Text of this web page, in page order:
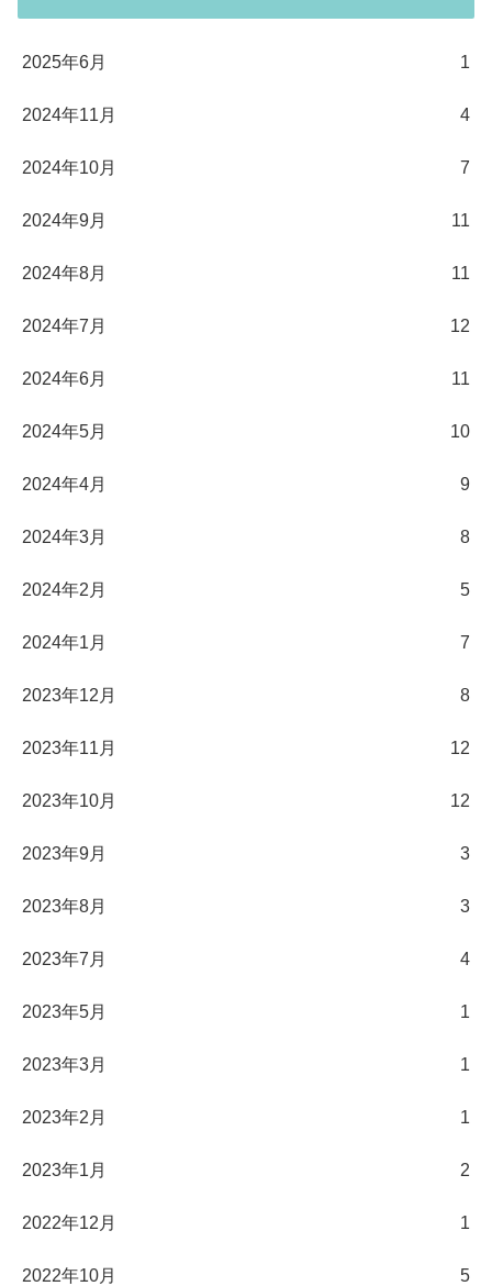
2025年6月 1
2024年11月 4
2024年10月 7
2024年9月 11
2024年8月 11
2024年7月 12
2024年6月 11
2024年5月 10
2024年4月 9
2024年3月 8
2024年2月 5
2024年1月 7
2023年12月 8
2023年11月 12
2023年10月 12
2023年9月 3
2023年8月 3
2023年7月 4
2023年5月 1
2023年3月 1
2023年2月 1
2023年1月 2
2022年12月 1
2022年10月 5